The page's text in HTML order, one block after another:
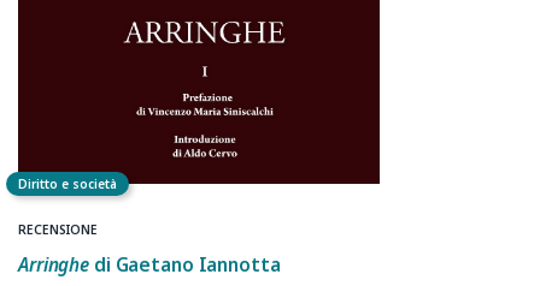
Diritto e società
RECENSIONE
Arringhe di Gaetano Iannotta